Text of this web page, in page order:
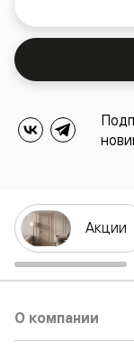
Акции
О компании